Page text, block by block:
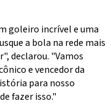
goleiro incrível e uma
a bola na rede mais
declarou. "Vamos
e vencedor da
para nosso
fazer isso."